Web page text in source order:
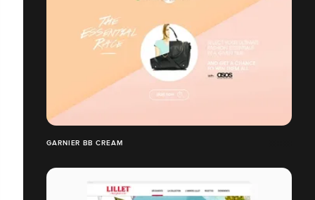
GARNIER BB CREAM